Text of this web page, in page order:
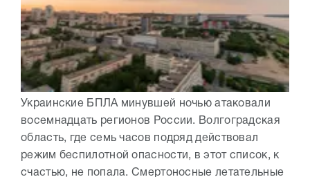
Украинские БПЛА минувшей ночью атаковали
восемнадцать регионов России. Волгоградская
область, где семь часов подряд действовал
режим беспилотной опасности, в этот список, к
счастью, не попала. Смертоносные летательные